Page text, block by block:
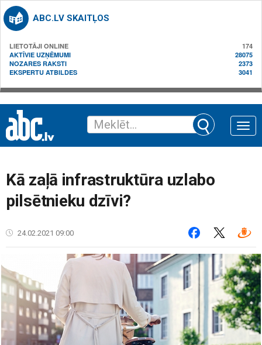
ABC.LV SKAITĻOS
LIETOTĀJI ONLINE
174
AKTĪVIE UZŅĒMUMI
28075
NOZARES RAKSTI
2373
EKSPERTU ATBILDES
3041
Toggle
Kā zaļā infrastruktūra uzlabo
pilsētnieku dzīvi?
24.02.2021 09:00